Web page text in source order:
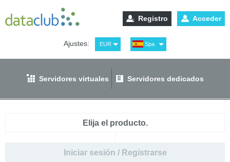
Registro Acceder
Ajustes: EUR
USD
Spa
Eng
Servidores virtuales Servidores dedicados
Elija el producto.
Iniciar sesión / Registrarse